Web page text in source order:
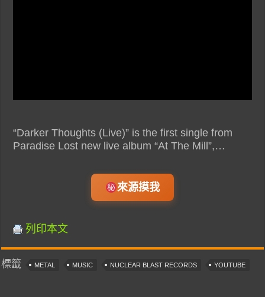
“Darker Thoughts (Live)” is the first single from
Paradise Lost new live album “At The Mill”,…
來源摸我
列印本文
標籤 METAL MUSIC NUCLEAR BLAST RECORDS YOUTUBE